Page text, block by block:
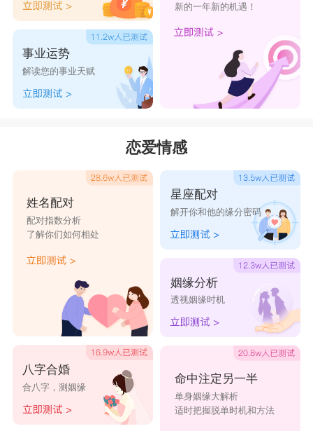
发店 发店 发店 发店
发店
田小亚美 美美容美
发店
无名花美
发店
三阿玛美
发店
艾尔客美
发店
张睿东美
发店
蓝喜梳美
发店
跳跳梳美
发店
店
越启美发 刚泰美发 兴盈美发
店
嘉弘美发
店
基尼美发
店
曼亿美发 商泰美发 丰意美发 格达美发
店
亿信美发
店
赢睿美发
店
秋轩美发 嘉亿美发
事业运势
解读您的事业天赋
新的一年新的机遇！
恋爱情感
姓名配对
配对指数分析
了解你们如何相处
八字合婚
合八字，测姻缘
星座配对
解开你和他的缘分密码
姻缘分析
透视姻缘时机
命中注定另一半
单身姻缘大解析
适时把握脱单时机和方法